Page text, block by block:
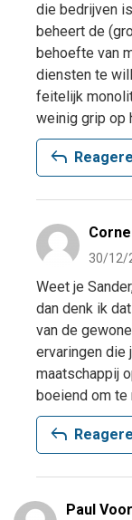
die bedrijven
beheert de
behoefte van
diensten te
feitelijk
weinig grip op
reply
30/12/
Weet je
dan denk ik
van de
ervaringen die
maatschappij
boeiend om te
reply
Paul